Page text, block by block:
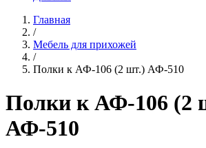
Главная
/
Мебель для прихожей
/
Полки к АФ-106 (2 шт.) АФ-510
Полки к АФ-106 (2
АФ-510